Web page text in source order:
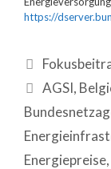
https://
AGSI,
Energiepreise,